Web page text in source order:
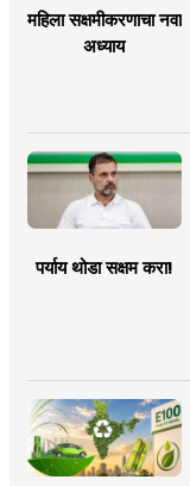
महिला सक्षमीकरणाचा नवा
अध्याय
पर्याय थोडा सक्षम करा!